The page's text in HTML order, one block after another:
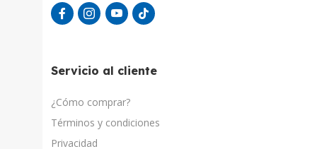
Servicio al cliente
¿Cómo comprar?
Términos y condiciones
Privacidad